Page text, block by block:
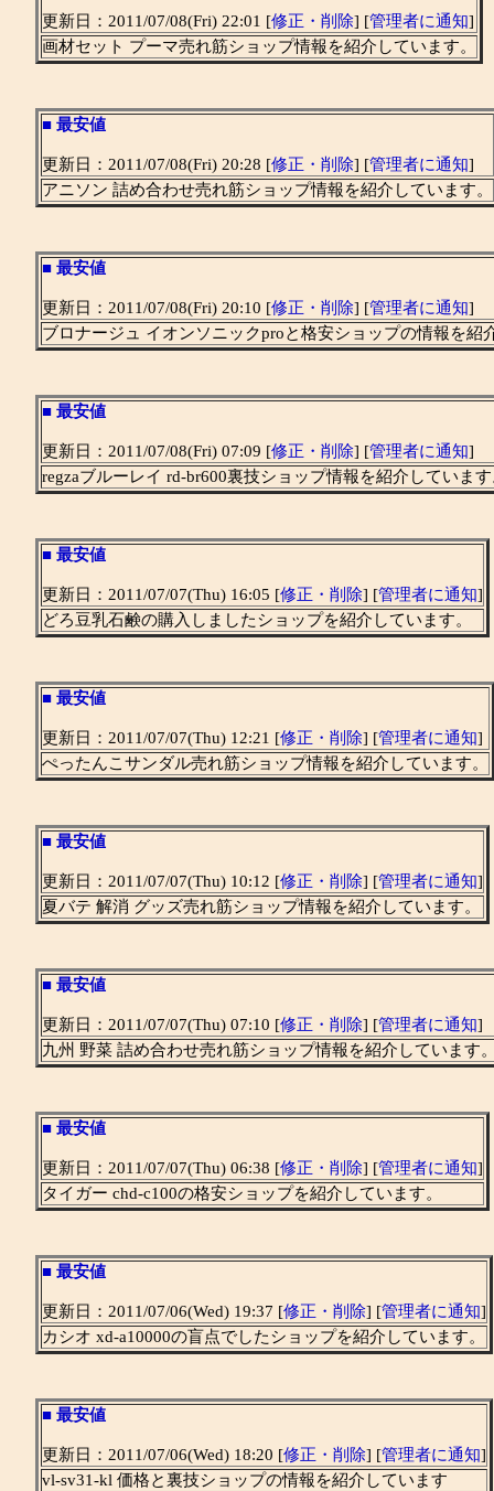
更新日：2011/07/08(Fri) 22:01 [修正・削除] [管理者に通知]
画材セット プーマ売れ筋ショップ情報を紹介しています。
■ 最安値
更新日：2011/07/08(Fri) 20:28 [修正・削除] [管理者に通知]
アニソン 詰め合わせ売れ筋ショップ情報を紹介しています。
■ 最安値
更新日：2011/07/08(Fri) 20:10 [修正・削除] [管理者に通知]
ブロナージュ イオンソニックproと格安ショップの情報を紹
■ 最安値
更新日：2011/07/08(Fri) 07:09 [修正・削除] [管理者に通知]
regzaブルーレイ rd-br600裏技ショップ情報を紹介していま
■ 最安値
更新日：2011/07/07(Thu) 16:05 [修正・削除] [管理者に通知]
どろ豆乳石鹸の購入しましたショップを紹介しています。
■ 最安値
更新日：2011/07/07(Thu) 12:21 [修正・削除] [管理者に通知]
ぺったんこサンダル売れ筋ショップ情報を紹介しています。
■ 最安値
更新日：2011/07/07(Thu) 10:12 [修正・削除] [管理者に通知]
夏バテ 解消 グッズ売れ筋ショップ情報を紹介しています。
■ 最安値
更新日：2011/07/07(Thu) 07:10 [修正・削除] [管理者に通知]
九州 野菜 詰め合わせ売れ筋ショップ情報を紹介しています
■ 最安値
更新日：2011/07/07(Thu) 06:38 [修正・削除] [管理者に通知]
タイガー chd-c100の格安ショップを紹介しています。
■ 最安値
更新日：2011/07/06(Wed) 19:37 [修正・削除] [管理者に通知]
カシオ xd-a10000の盲点でしたショップを紹介しています。
■ 最安値
更新日：2011/07/06(Wed) 18:20 [修正・削除] [管理者に通知]
vl-sv31-kl 価格と裏技ショップの情報を紹介しています